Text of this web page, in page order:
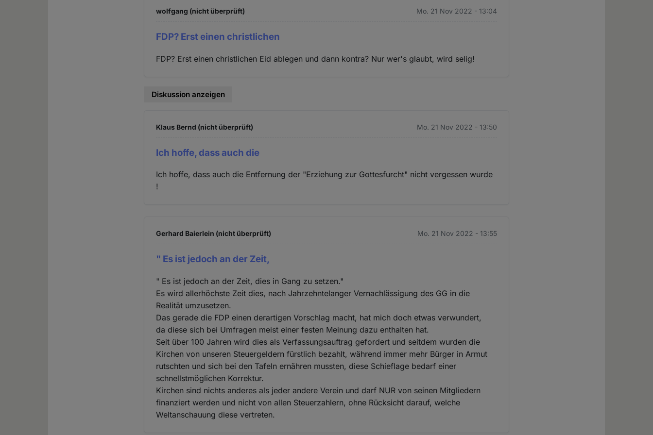
wolfgang (nicht überprüft) Mo. 21 Nov 2022 - 13:04
FDP? Erst einen christlichen
FDP? Erst einen christlichen Eid ablegen und dann kontra? Nur wer's glaubt, wird selig!
Diskussion anzeigen
Klaus Bernd (nicht überprüft) Mo. 21 Nov 2022 - 13:50
Ich hoffe, dass auch die
Ich hoffe, dass auch die Entfernung der "Erziehung zur Gottesfurcht" nicht vergessen wurde
!
Gerhard Baierlein (nicht überprüft) Mo. 21 Nov 2022 - 13:55
" Es ist jedoch an der Zeit,
" Es ist jedoch an der Zeit, dies in Gang zu setzen."
Es wird allerhöchste Zeit dies, nach Jahrzehntelanger Vernachlässigung des GG in die
Realität umzusetzen.
Das gerade die FDP einen derartigen Vorschlag macht, hat mich doch etwas verwundert,
da diese sich bei Umfragen meist einer festen Meinung dazu enthalten hat.
Seit über 100 Jahren wird dies als Verfassungsauftrag gefordert und seitdem wurden die
Kirchen von unseren Steuergeldern fürstlich bezahlt, während immer mehr Bürger in Armut
rutschten und sich bei den Tafeln ernähren mussten, diese Schieflage bedarf einer
schnellstmöglichen Korrektur.
Kirchen sind nichts anderes als jeder andere Verein und darf NUR von seinen Mitgliedern
finanziert werden und nicht von allen Steuerzahlern, ohne Rücksicht darauf, welche
Weltanschauung diese vertreten.